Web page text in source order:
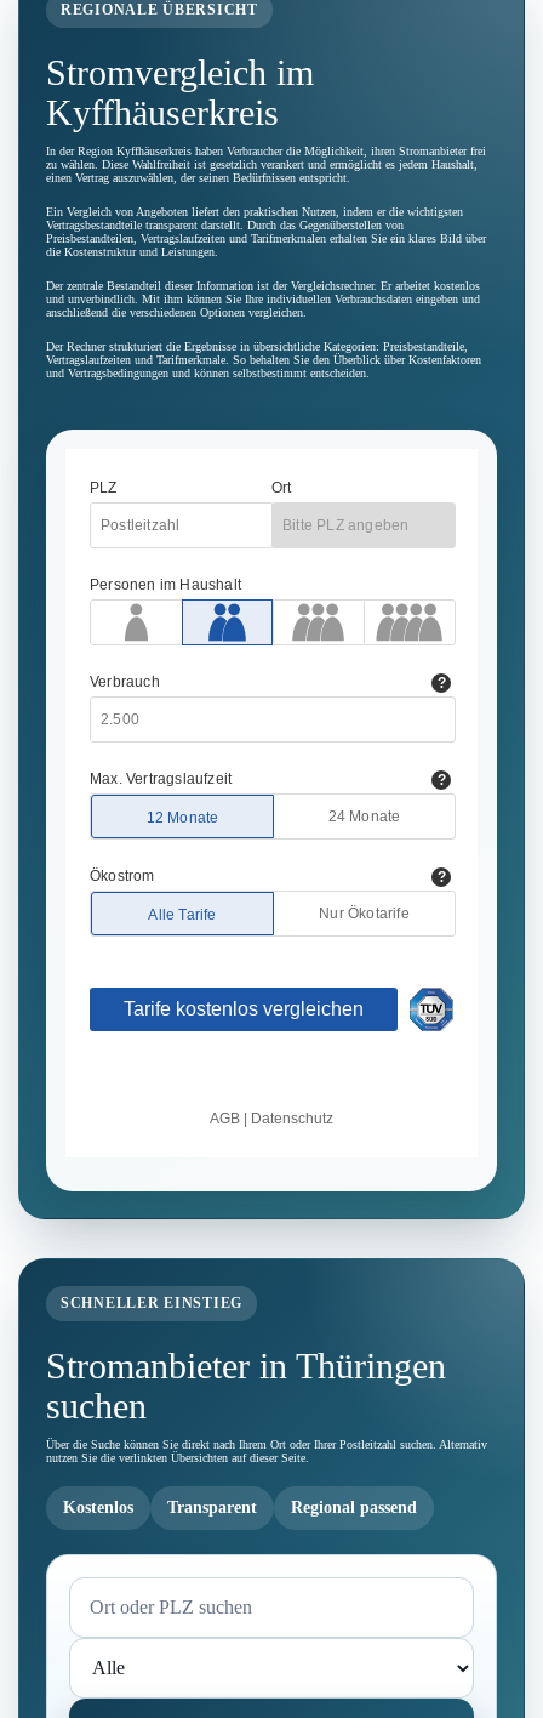
REGIONALE ÜBERSICHT
Stromvergleich im
Kyffhäuserkreis
In der Region Kyffhäuserkreis haben Verbraucher die Möglichkeit, ihren Stromanbieter frei
zu wählen. Diese Wahlfreiheit ist gesetzlich verankert und ermöglicht es jedem Haushalt,
einen Vertrag auszuwählen, der seinen Bedürfnissen entspricht.
Ein Vergleich von Angeboten liefert den praktischen Nutzen, indem er die wichtigsten
Vertragsbestandteile transparent darstellt. Durch das Gegenüberstellen von
Preisbestandteilen, Vertragslaufzeiten und Tarifmerkmalen erhalten Sie ein klares Bild über
die Kostenstruktur und Leistungen.
Der zentrale Bestandteil dieser Information ist der Vergleichsrechner. Er arbeitet kostenlos
und unverbindlich. Mit ihm können Sie Ihre individuellen Verbrauchsdaten eingeben und
anschließend die verschiedenen Optionen vergleichen.
Der Rechner strukturiert die Ergebnisse in übersichtliche Kategorien: Preisbestandteile,
Vertragslaufzeiten und Tarifmerkmale. So behalten Sie den Überblick über Kostenfaktoren
und Vertragsbedingungen und können selbstbestimmt entscheiden.
SCHNELLER EINSTIEG
Stromanbieter in Thüringen
suchen
Über die Suche können Sie direkt nach Ihrem Ort oder Ihrer Postleitzahl suchen. Alternativ
nutzen Sie die verlinkten Übersichten auf dieser Seite.
Kostenlos Transparent Regional passend